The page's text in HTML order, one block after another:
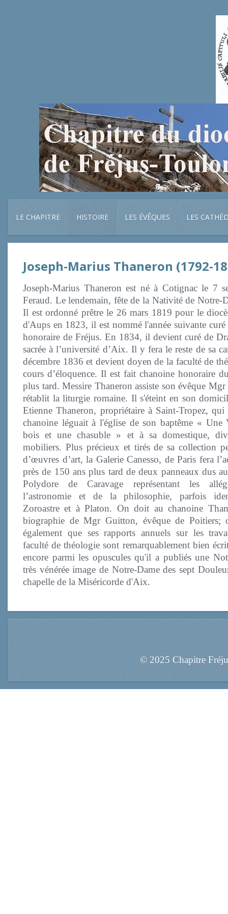
LE CHAPITRE HISTOIRE LES ÉVÊQUES LES
Joseph-Marius Thaneron (1792-
Joseph-Marius Thaneron est né à Cotignac le 7
Feraud. Le lendemain, fête de la Nativité de Notre-
Il est ordonné prêtre le 26 mars 1819 pour le
d'Aups en 1823, il est nommé l'année suivante
honoraire de Fréjus. En 1834, il devient curé de
sacrée à l’université d’Aix. Il y fera le reste de sa
décembre 1836 et devient doyen de la faculté de
cours d’éloquence. Il est fait chanoine honoraire
plus tard. Messire Thaneron assiste son évêque
rétablit la liturgie romaine. Il s'éteint en son
Etienne Thaneron, propriétaire à Saint-Tropez,
chanoine léguait à l'église de son baptême « Une
bois et une chasuble » et à sa domestique,
mobiliers. Plus précieux et tirés de sa collection
d’œuvres d’art, la Galerie Canesso, de Paris fera
près de 150 ans plus tard de deux panneaux dus
Polydore de Caravage représentant les
l’astronomie et de la philosophie, parfois
Zoroastre et à Platon. On doit au chanoine
biographie de Mgr Guitton, évêque de Poitiers;
également que ses rapports annuels sur les
faculté de théologie sont remarquablement bien
encore parmi les opuscules qu'il a publiés une
très vénérée image de Notre-Dame des sept
chapelle de la Miséricorde d'Aix.
© 2025 Chapitre